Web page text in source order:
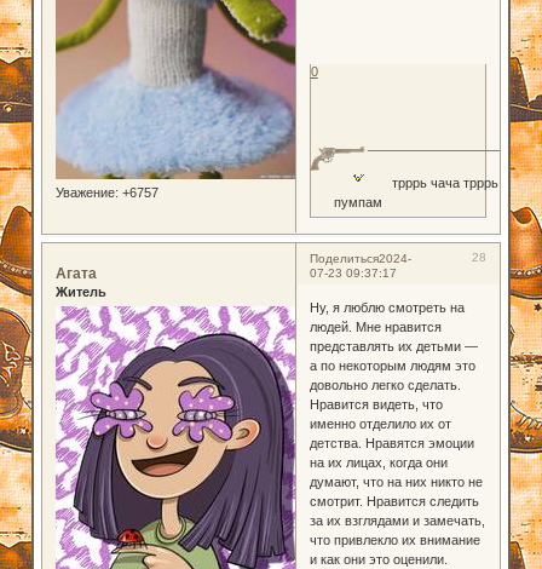
Уважение: +6757
трррь чача трррь
пумпам
0
Поделиться 28
2024-
07-23 09:37:17
Агата
Житель
Ну, я люблю смотреть на
людей. Мне нравится
представлять их детьми —
а по некоторым людям это
довольно легко сделать.
Нравится видеть, что
именно отделило их от
детства. Нравятся эмоции
на их лицах, когда они
думают, что на них никто не
смотрит. Нравится следить
за их взглядами и замечать,
что привлекло их внимание
и как они это оценили.